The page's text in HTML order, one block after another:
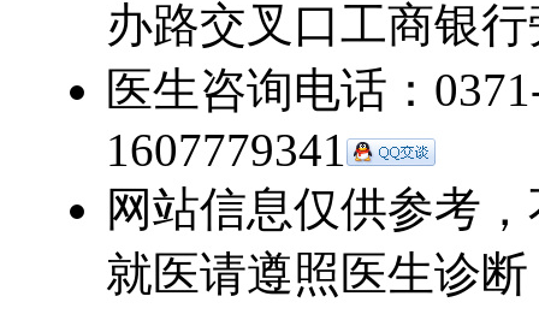
办路交叉口工商银
医生咨询电话：
1607779341
网站信息仅供参考
就医请遵照医生诊断